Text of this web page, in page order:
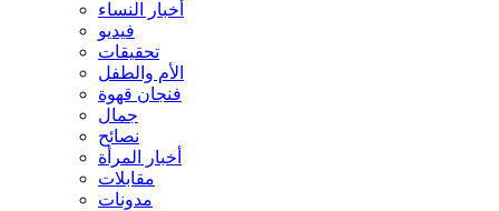
أخبار النساء
فيديو
تحقيقات
الأم والطفل
فنجان قهوة
جمال
نصائح
أخبار المرأة
مقابلات
مدونات